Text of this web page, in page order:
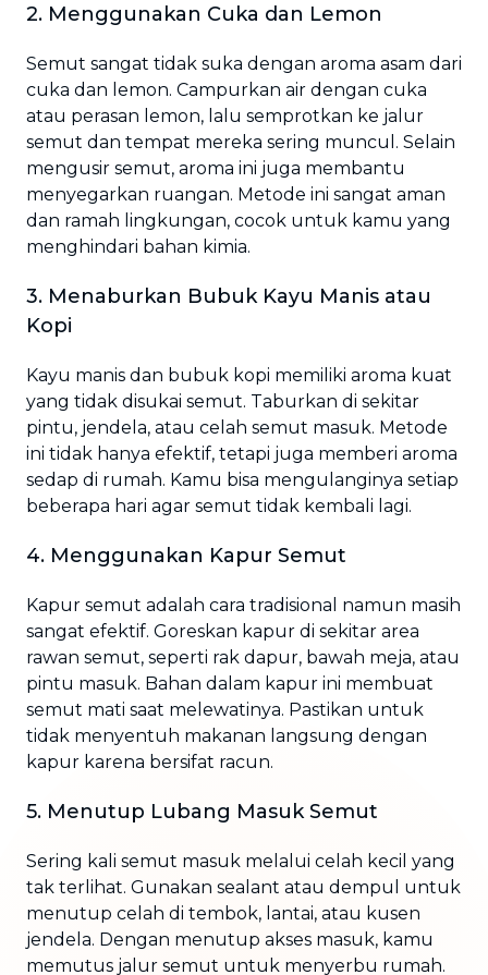
2. Menggunakan Cuka dan Lemon
Semut sangat tidak suka dengan aroma asam dari
cuka dan lemon. Campurkan air dengan cuka
atau perasan lemon, lalu semprotkan ke jalur
semut dan tempat mereka sering muncul. Selain
mengusir semut, aroma ini juga membantu
menyegarkan ruangan. Metode ini sangat aman
dan ramah lingkungan, cocok untuk kamu yang
menghindari bahan kimia.
3. Menaburkan Bubuk Kayu Manis atau
Kopi
Kayu manis dan bubuk kopi memiliki aroma kuat
yang tidak disukai semut. Taburkan di sekitar
pintu, jendela, atau celah semut masuk. Metode
ini tidak hanya efektif, tetapi juga memberi aroma
sedap di rumah. Kamu bisa mengulanginya setiap
beberapa hari agar semut tidak kembali lagi.
4. Menggunakan Kapur Semut
Kapur semut adalah cara tradisional namun masih
sangat efektif. Goreskan kapur di sekitar area
rawan semut, seperti rak dapur, bawah meja, atau
pintu masuk. Bahan dalam kapur ini membuat
semut mati saat melewatinya. Pastikan untuk
tidak menyentuh makanan langsung dengan
kapur karena bersifat racun.
5. Menutup Lubang Masuk Semut
Sering kali semut masuk melalui celah kecil yang
tak terlihat. Gunakan sealant atau dempul untuk
menutup celah di tembok, lantai, atau kusen
jendela. Dengan menutup akses masuk, kamu
memutus jalur semut untuk menyerbu rumah.